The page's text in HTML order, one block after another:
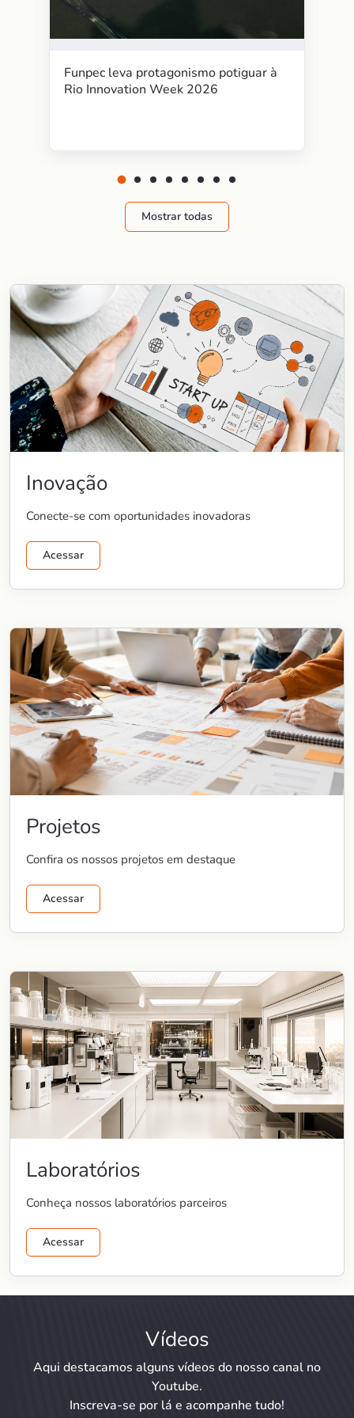
Funpec leva protagonismo potiguar à
Rio Innovation Week 2026
Mostrar todas
Inovação
Conecte-se com oportunidades inovadoras
Acessar
Projetos
Confira os nossos projetos em destaque
Acessar
Laboratórios
Conheça nossos laboratórios parceiros
Acessar
Vídeos
Aqui destacamos alguns vídeos do nosso canal no
Youtube.
Inscreva-se por lá e acompanhe tudo!